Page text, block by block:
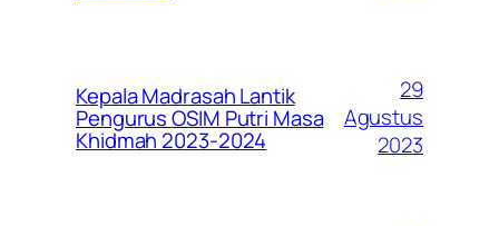
Kepala Madrasah Lantik
Pengurus OSIM Putri Masa
Khidmah 2023-2024
29
Agustus
2023